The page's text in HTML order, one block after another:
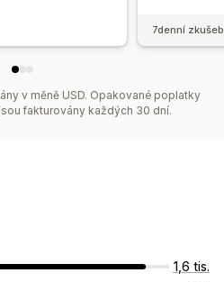
7denní
v měně USD. Opakované poplatky
fakturovány každých 30 dní.
1,6 tis.